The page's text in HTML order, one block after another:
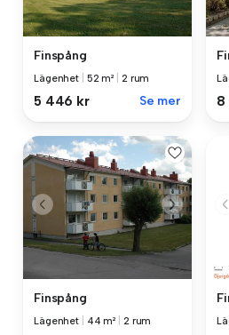
Finspång
Lägenhet 52 m² 2 rum
5 446 kr Se mer 8
Finspång
Lägenhet 44 m² 2 rum